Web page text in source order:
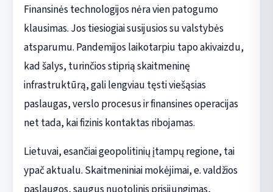
Finansinės technologijos nėra vien patogumo
klausimas. Jos tiesiogiai susijusios su valstybės
atsparumu. Pandemijos laikotarpiu tapo akivaizdu,
kad šalys, turinčios stiprią skaitmeninę
infrastruktūrą, gali lengviau tęsti viešąsias
paslaugas, verslo procesus ir finansines operacijas
net tada, kai fizinis kontaktas ribojamas.
Lietuvai, esančiai geopolitinių įtampų regione, tai
ypač aktualu. Skaitmeniniai mokėjimai, e. valdžios